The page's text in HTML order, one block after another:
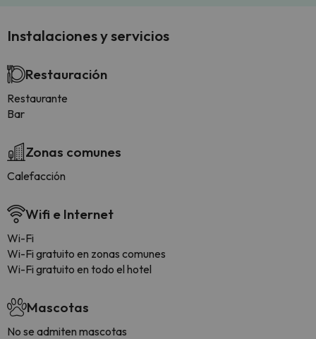
Instalaciones y servicios
Restauración
Restaurante
Bar
Zonas comunes
Calefacción
Wifi e Internet
Wi-Fi
Wi-Fi gratuito en zonas comunes
Wi-Fi gratuito en todo el hotel
Mascotas
No se admiten mascotas